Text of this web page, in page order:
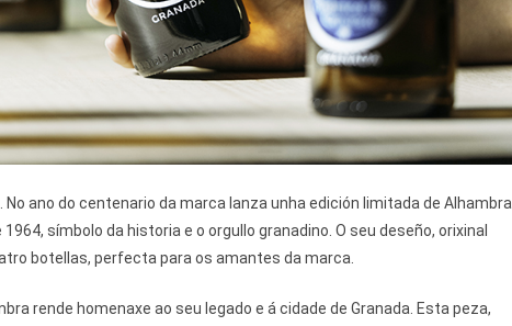
ano do centenario da marca lanza unha edición limitada de Alhambra
símbolo da historia e o orgullo granadino. O seu deseño, orixinal
botellas, perfecta para os amantes da marca.
rende homenaxe ao seu legado e á cidade de Granada. Esta peza,